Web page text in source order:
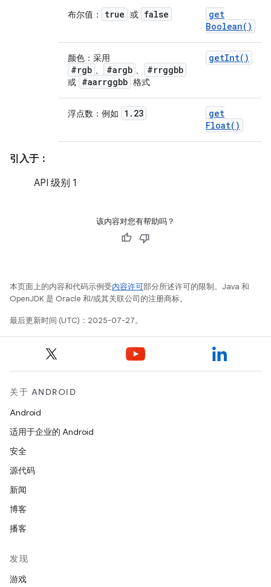
布尔值： true 或 false
get
Boolean( )
颜色：采用
#rgb 、 #argb 、 #rrggbb
或 #aarrggbb 格式
getInt( )
浮点数：例如 1 . 23
get
Float( )
引入于：
API 级别 1
该内容对您有帮助吗？
本页面上的内容和代码示例受内容许可部分所述许可的限制。Java 和
OpenJDK 是 Oracle 和/或其关联公司的注册商标。
最后更新时间 (UTC)：2025-07-27。
关于 ANDROID
Android
适用于企业的 Android
安全
源代码
新闻
博客
播客
发现
游戏